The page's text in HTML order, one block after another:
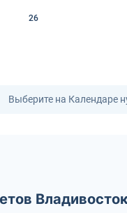
26
Выберите на Календаре